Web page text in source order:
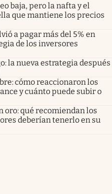
baja, pero la nafta y el
que mantiene los precios
a pagar más del 5% en
de los inversores
la nueva estrategia después
cómo reaccionaron los
y cuánto puede subir o
oro: qué recomiendan los
deberían tenerlo en su